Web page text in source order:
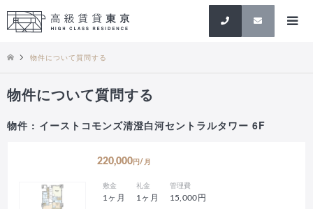
検索
物件について質問する
物件について質問する
物件 : イーストコモンズ清澄白河セントラルタワー 6F
220,000 円/月
敷金
1ヶ月
礼金
1ヶ月
管理費
15,000円